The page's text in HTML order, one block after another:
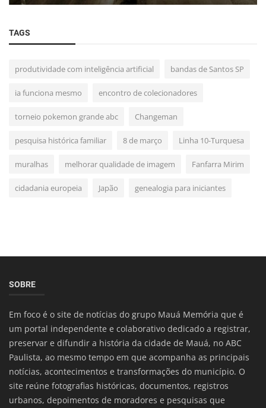
TAGS
produtividade com inteligência artificial bandas de Santos SP
ia funciona mesmo encontro de colecionadores
torneio pokemon grande abc Changeman
pesquisa histórica familiar 8 de março Linha 10-Turquesa
muralhas melhorar qualidade de imagem Fanfarra Mirim
cidadania europeia Japão genealogia para iniciantes
SOBRE
Em foco é o site de notícias do grupo Mauá Memória que é
um portal independente e colaborativo dedicado a registrar,
preservar e difundir a história da cidade de Mauá, no ABC
Paulista, ao mesmo tempo em que acompanha as principais
notícias, acontecimentos e transformações do município. O
site reúne fotografias históricas, documentos, registros
urbanos, depoimentos de moradores e pesquisas que